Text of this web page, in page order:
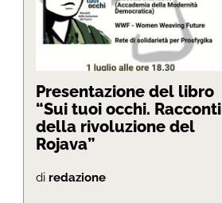
Presentazione del libro
“Sui tuoi occhi. Racconti
della rivoluzione del
Rojava”
di redazione